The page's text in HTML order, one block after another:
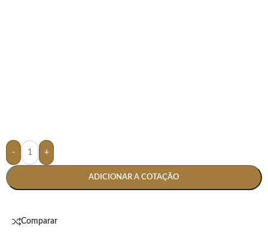
- +
ADICIONAR A COTAÇÃO
Comparar